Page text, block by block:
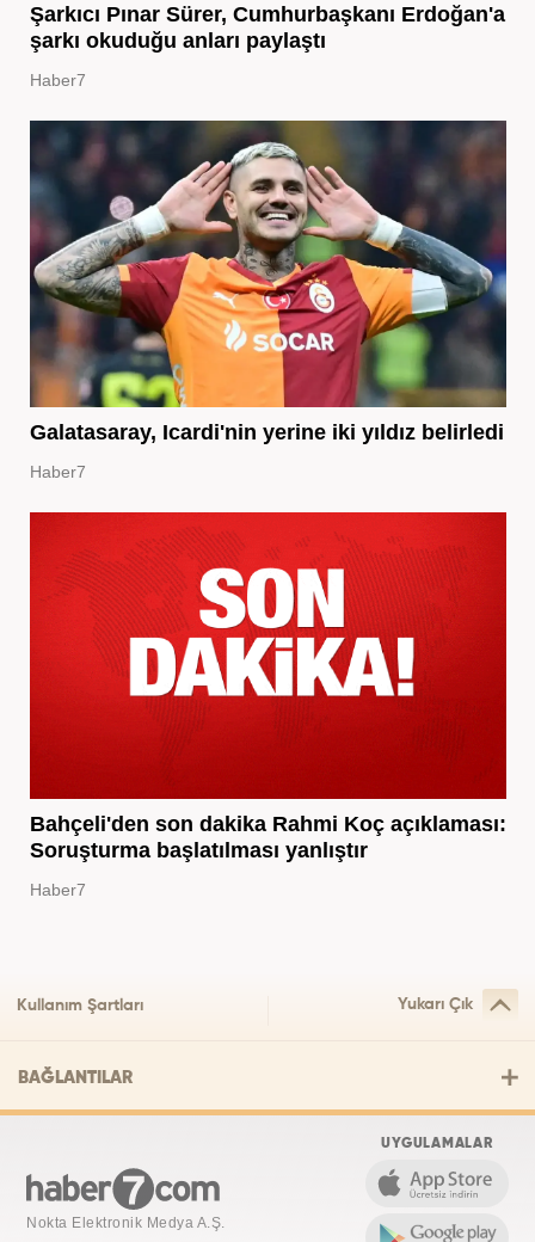
Şarkıcı Pınar Sürer, Cumhurbaşkanı Erdoğan'a
şarkı okuduğu anları paylaştı
Haber7
Galatasaray, Icardi'nin yerine iki yıldız belirledi
Haber7
Bahçeli'den son dakika Rahmi Koç açıklaması:
Soruşturma başlatılması yanlıştır
Haber7
Kullanım Şartları Yukarı Çık
BAĞLANTILAR
Nokta Elektronik Medya A.Ş.
UYGULAMALAR